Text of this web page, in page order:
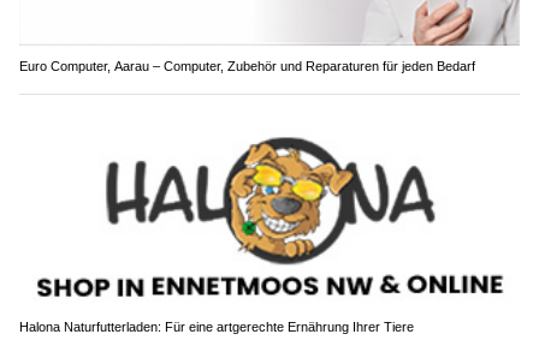
Euro Computer, Aarau – Computer, Zubehör und Reparaturen für jeden Bedarf
Halona Naturfutterladen: Für eine artgerechte Ernährung Ihrer Tiere